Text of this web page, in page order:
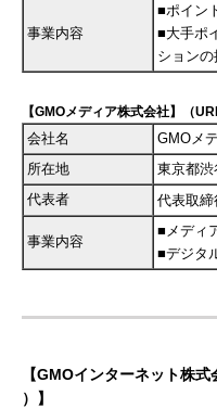
事業内容
■ポイン
■大手ポ
ションの
【GMO メディア株式会社】 （
会社名
GMOメ
所在地
東京都
代表者
代表取
事業内容
■メディ
■デジタ
【GMOインターネット株式
）】